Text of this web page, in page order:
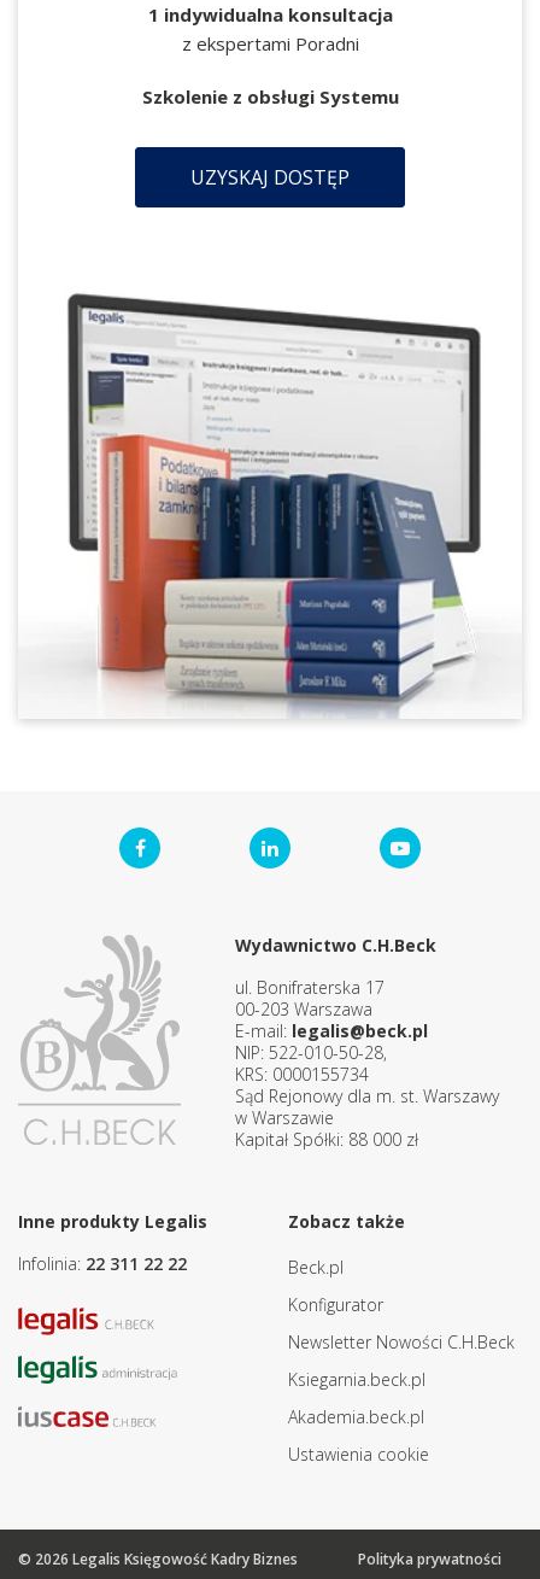
1 indywidualna konsultacja
z ekspertami Poradni
Szkolenie z obsługi Systemu
UZYSKAJ DOSTĘP
Wydawnictwo C.H.Beck
ul. Bonifraterska 17
00-203 Warszawa
E-mail: legalis@beck.pl
NIP: 522-010-50-28,
KRS: 0000155734
Sąd Rejonowy dla m. st. Warszawy
w Warszawie
Kapitał Spółki: 88 000 zł
Inne produkty Legalis
Infolinia: 22 311 22 22
Zobacz także
Beck.pl
Konfigurator
Newsletter Nowości C.H.Beck
Ksiegarnia.beck.pl
Akademia.beck.pl
Ustawienia cookie
© 2026 Legalis Księgowość Kadry Biznes Polityka prywatności